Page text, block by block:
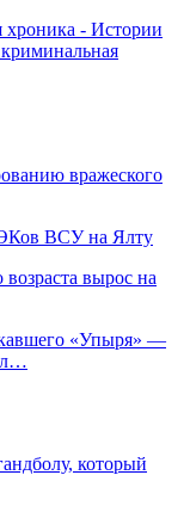
хроника - Истории
вражеского
ВСУ на Ялту
вырос на
«Упыря» —
который